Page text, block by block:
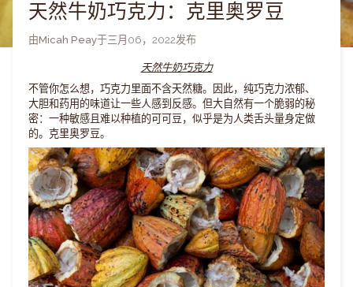
天然牛奶巧克力：克里奥罗豆
由Micah Peay于三月06，2022发布
天然牛奶巧克力
不管你怎么想，巧克力里面不含天然糖。因此，纯巧克力浓郁、
大胆和药用的味道让一些人感到反感。但大自然有一个脆弱的秘
密：一种敏感且难以种植的可可豆，似乎是为人类舌头量身定做
的。克里奥罗豆。